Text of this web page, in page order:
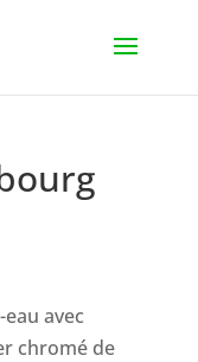
avec
chromé de